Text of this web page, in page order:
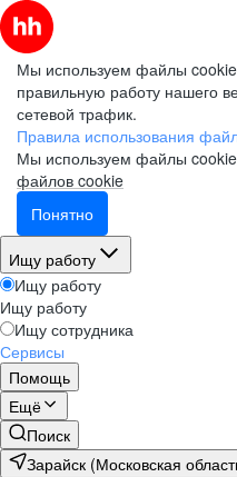
Мы используем файлы
правильную работу нашего
сетевой трафик.
Правила использования
Мы используем файлы
файлов cookie
Понятно
Ищу работу
Ищу работу
Ищу работу
Ищу сотрудника
Сервисы
Помощь
Ещё
Поиск
Зарайск (Московская